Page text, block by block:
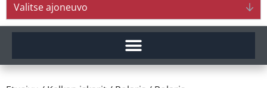
Valitse ajoneuvo